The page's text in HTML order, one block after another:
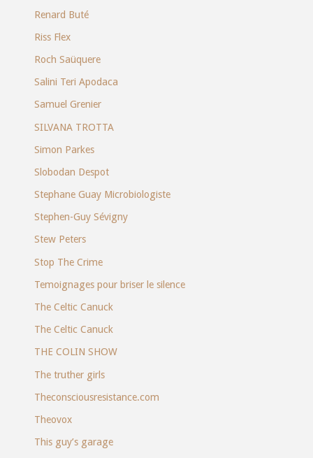
Renard Buté
Riss Flex
Roch Saüquere
Salini Teri Apodaca
Samuel Grenier
SILVANA TROTTA
Simon Parkes
Slobodan Despot
Stephane Guay Microbiologiste
Stephen-Guy Sévigny
Stew Peters
Stop The Crime
Temoignages pour briser le silence
The Celtic Canuck
The Celtic Canuck
THE COLIN SHOW
The truther girls
Theconsciousresistance.com
Theovox
This guy’s garage